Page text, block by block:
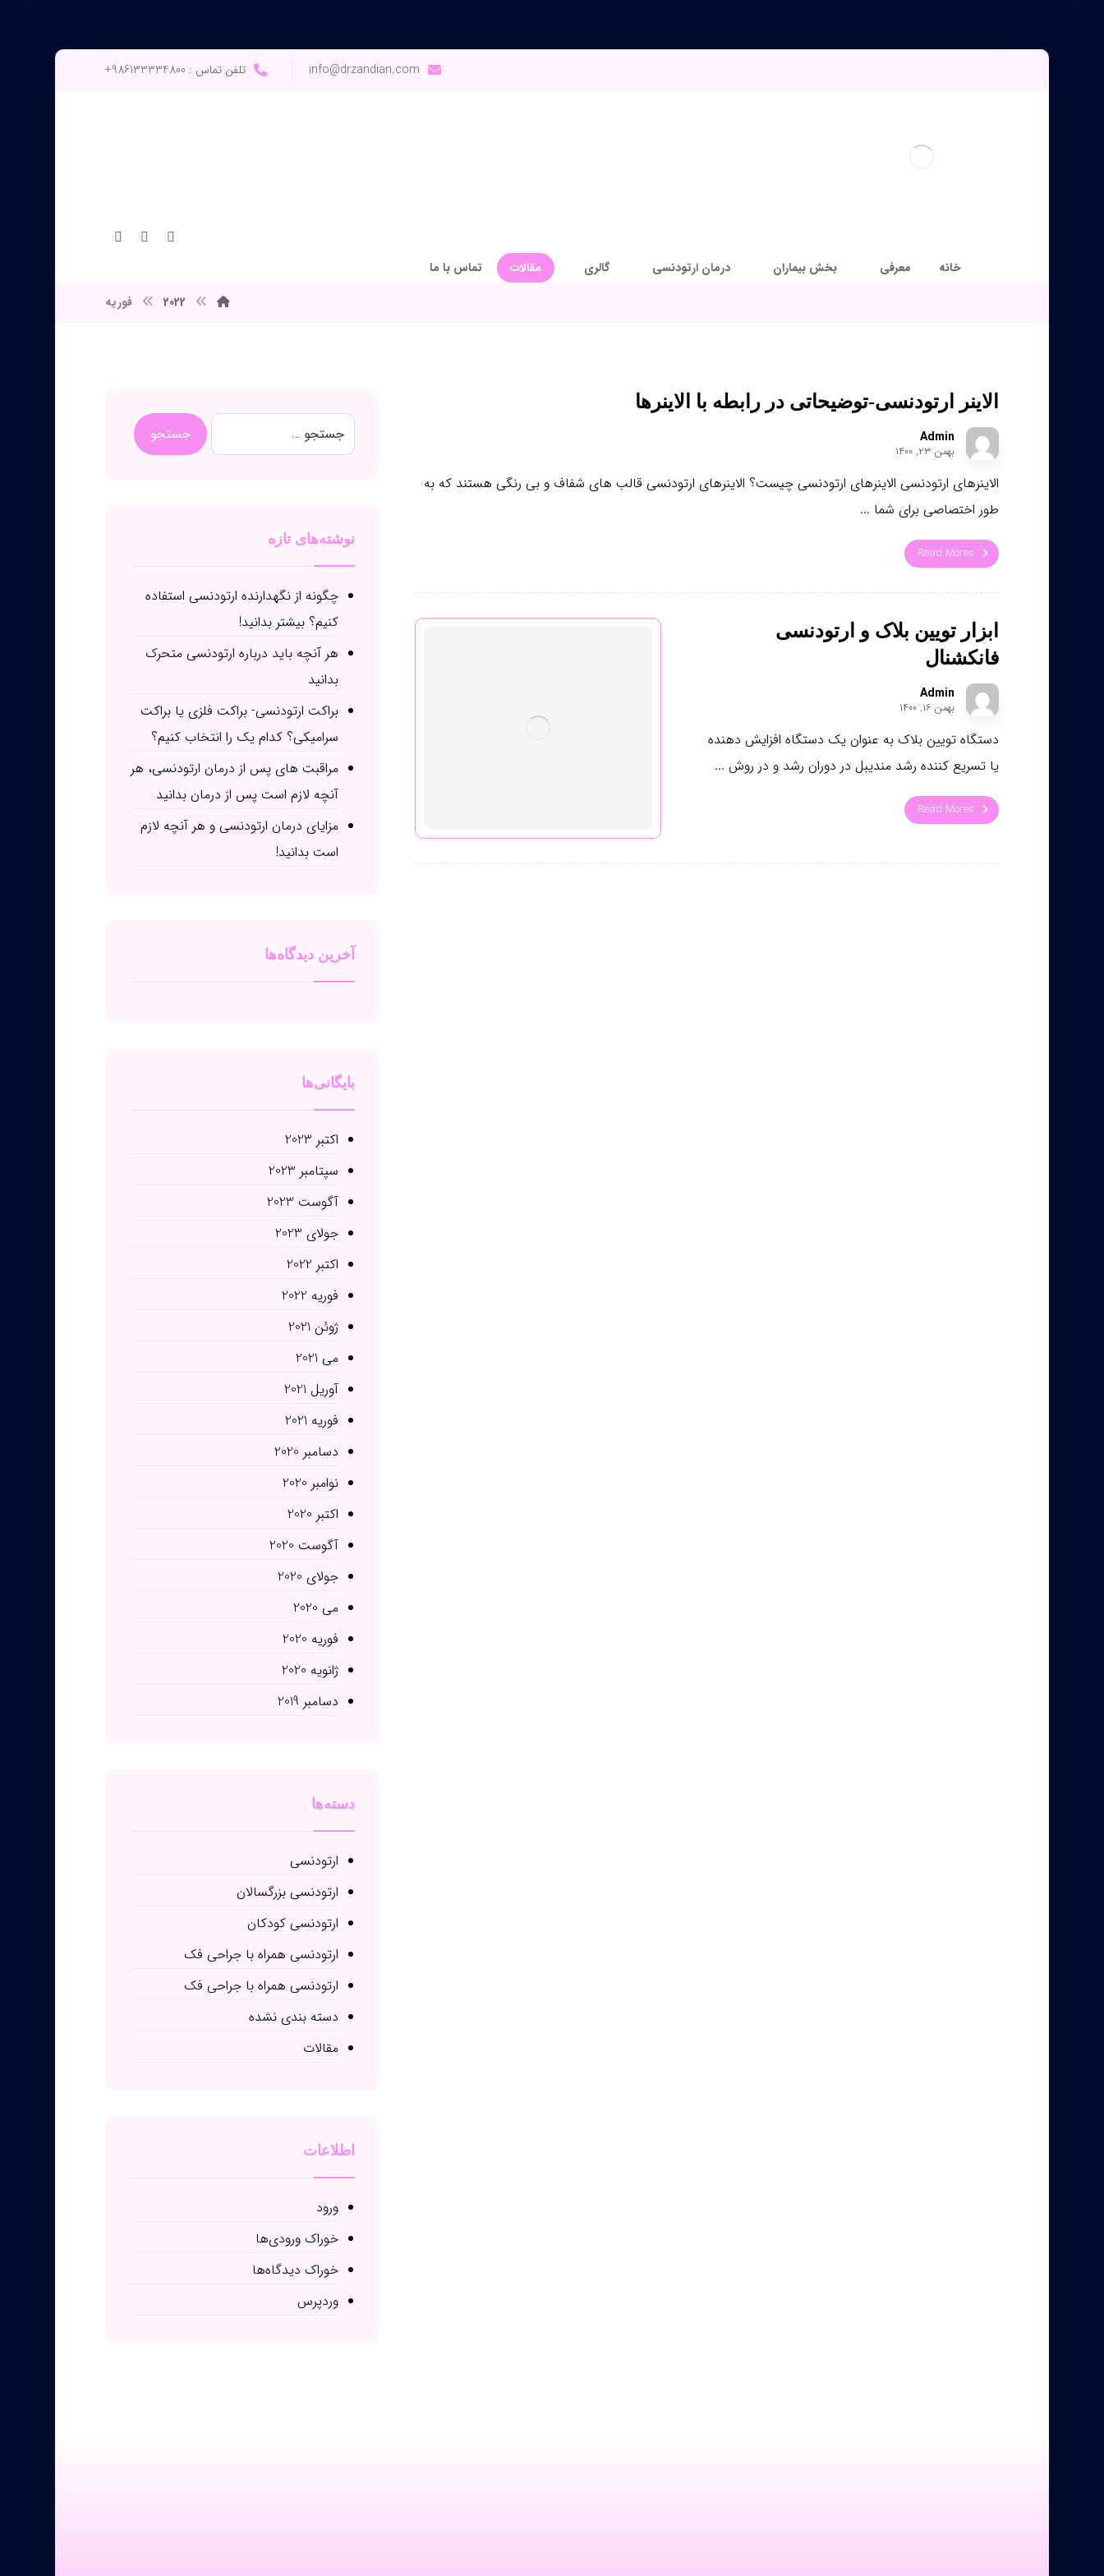
تلفن تماس : 986133334800+ info@drzandian.com
خانه معرفی بخش بیماران درمان ارتودنسی گالری مقالات
تماس با ما
2022
فوریه
الاینر ارتودنسی-توضیحاتی در رابطه با الاینرها
Admin
بهمن ۲۳, ۱۴۰۰
الاینرهای ارتودنسی الاینرهای ارتودنسی چیست؟ الاینرهای ارتودنسی قالب های شفاف و بی رنگی هستند که به
طور اختصاصی برای شما ...
Read Mores
ابزار تویین بلاک و ارتودنسی
فانکشنال
Admin
بهمن ۱۶, ۱۴۰۰
دستگاه تویین بلاک به عنوان یک دستگاه افزایش دهنده
یا تسریع کننده رشد مندیبل در دوران رشد و در روش ...
Read Mores
نوشته‌های تازه
چگونه از نگهدارنده ارتودنسی استفاده
کنیم؟ بیشتر بدانید!
هر آنچه باید درباره ارتودنسی متحرک
بدانید
براکت ارتودنسی- براکت فلزی یا براکت
سرامیکی؟ کدام یک را انتخاب کنیم؟
مراقبت های پس از درمان ارتودنسی، هر
آنچه لازم است پس از درمان بدانید
مزایای درمان ارتودنسی و هر آنچه لازم
است بدانید!
آخرین دیدگاه‌ها
بایگانی‌ها
اکتبر 2023
سپتامبر 2023
آگوست 2023
جولای 2023
اکتبر 2022
فوریه 2022
ژوئن 2021
می 2021
آوریل 2021
فوریه 2021
دسامبر 2020
نوامبر 2020
اکتبر 2020
آگوست 2020
جولای 2020
می 2020
فوریه 2020
ژانویه 2020
دسامبر 2019
دسته‌ها
ارتودنسی
ارتودنسی بزرگسالان
ارتودنسی کودکان
ارتودنسی همراه با جراحی فک
ارتودنسی همراه با جراحی فک
دسته بندی نشده
مقالات
اطلاعات
ورود
خوراک ورودی‌ها
خوراک دیدگاه‌ها
وردپرس